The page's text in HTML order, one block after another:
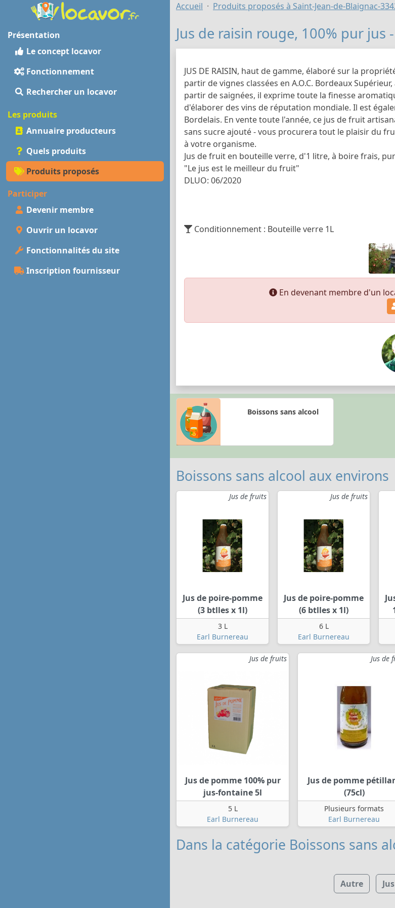
Présentation
Le concept locavor
Fonctionnement
Rechercher un locavor
Les produits
Annuaire producteurs
Quels produits
Produits proposés
Participer
Devenir membre
Ouvrir un locavor
Fonctionnalités du site
Inscription fournisseur
Accueil Produits proposés à Saint-Jean-de-Blaignac-
Jus de raisin rouge, 100% pur jus
JUS DE RAISIN, haut de gamme, élaboré sur la
partir de vignes classées en A.O.C. Bordeaux
partir de saignées, il exprime toute la finesse
d'élaborer des vins de réputation mondiale. Il est
Bordelais. En vente toute l'année, ce jus de fruit
sans sucre ajouté - vous procurera tout le plaisir du
à votre organisme.
Jus de fruit en bouteille verre, d'1 litre, à boire frais,
"Le jus est le meilleur du fruit"
DLUO: 06/2020
Conditionnement : Bouteille verre 1L
En devenant membre d'un
Boissons sans alcool
Boissons sans alcool aux environs
Jus de fruits
Jus de poire-pomme
(3 btlles x 1l)
3 L
Earl Burnereau
Jus de fruits
Jus de poire-pomme
(6 btlles x 1l)
6 L
Earl Burnereau
Jus de fruits
Jus de pomme 100% pur
jus-fontaine 5l
5 L
Earl Burnereau
Jus de
Jus de pomme
(75cl)
Plusieurs formats
Earl Burnereau
Dans la catégorie Boissons sans
Autre